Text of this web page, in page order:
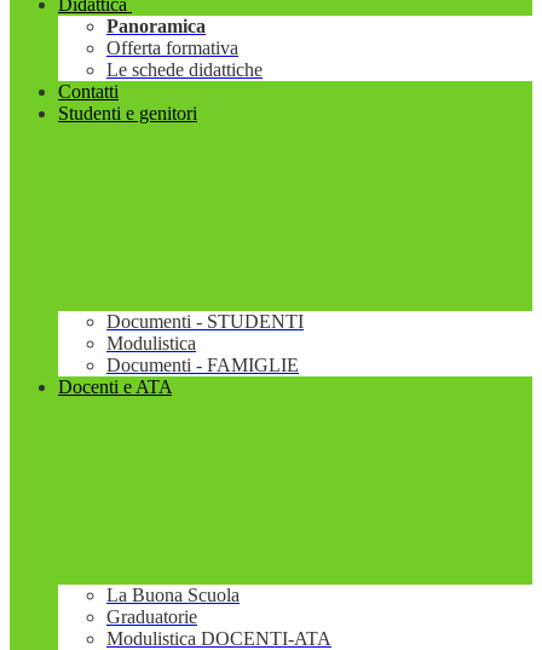
Didattica
Panoramica
Offerta formativa
Le schede didattiche
Contatti
Studenti e genitori
Documenti - STUDENTI
Modulistica
Documenti - FAMIGLIE
Docenti e ATA
La Buona Scuola
Graduatorie
Modulistica DOCENTI-ATA